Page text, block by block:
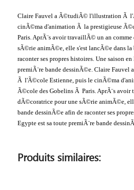
Claire Fauvel a Ã©tudiÃ© l'illustration Ã
cinÃ©ma d'animation Ã la prestigieuse
Paris. AprÃ¨s avoir travaillÃ© un an
sÃ©rie animÃ©e, elle s'est lancÃ©e dans la
raconter ses propres histoires. Une saison
premiÃ¨re bande dessinÃ©e. Claire
Ã l'Ã©cole Estienne, puis le cinÃ©ma
Ã©cole des Gobelins Ã Paris. AprÃ¨s
dÃ©coratrice pour une sÃ©rie animÃ©e,
bande dessinÃ©e afin de raconter ses
Egypte est sa toute premiÃ¨re bande
Produits similaires: